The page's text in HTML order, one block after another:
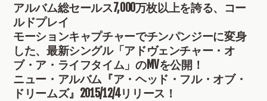
アルバム総セールス7,000万枚以上を誇る、コー
ルドプレイ
モーションキャプチャーでチンパンジーに変身
した、最新シングル「アドヴェンチャー・オ
ブ・ア・ライフタイム」のMVを公開！
ニュー・アルバム『ア・ヘッド・フル・オブ・
ドリームズ』2015/12/4リリース！